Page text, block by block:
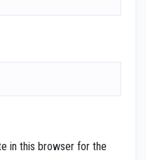
in this browser for the